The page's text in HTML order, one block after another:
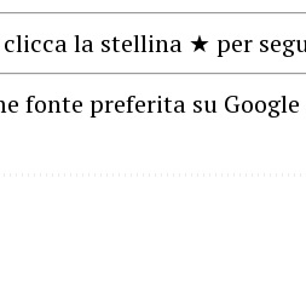
la stellina ★ per
fonte preferita su Google